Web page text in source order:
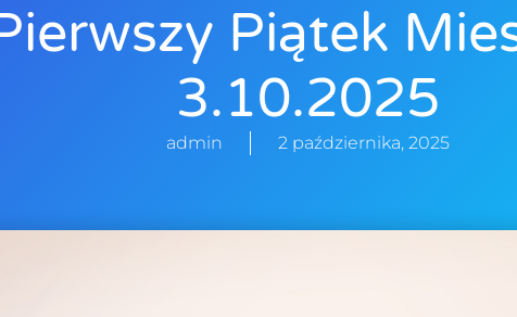
Piątek
3.10.2025
admin 2 października, 2025